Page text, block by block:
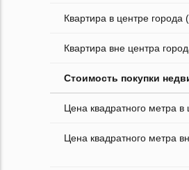
Квартира в центре города
Квартира вне центра
Стоимость покупки
Цена квадратного метра в
Цена квадратного метра